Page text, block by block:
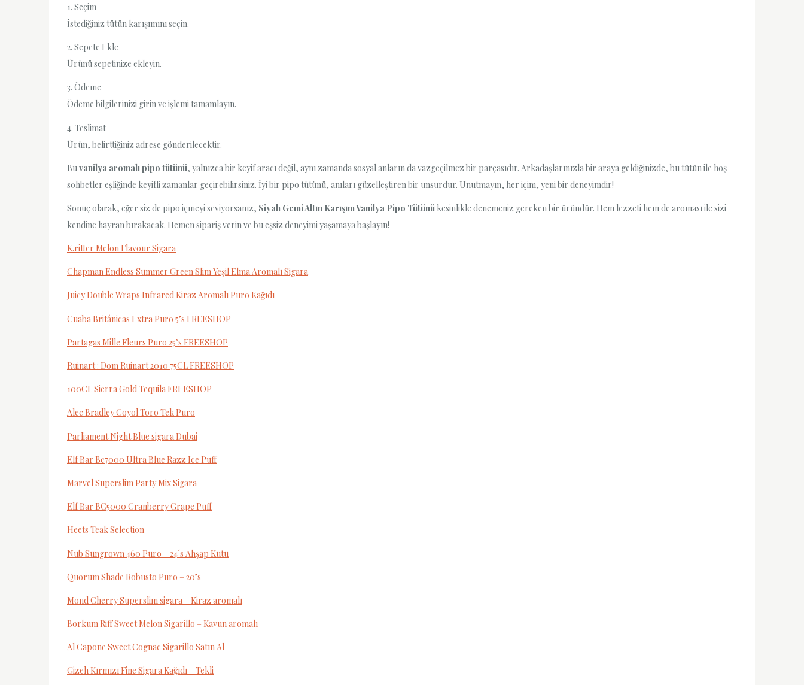
1. Seçim
İstediğiniz tütün karışımını seçin.
2. Sepete Ekle
Ürünü sepetinize ekleyin.
3. Ödeme
Ödeme bilgilerinizi girin ve işlemi tamamlayın.
4. Teslimat
Ürün, belirttiğiniz adrese gönderilecektir.
Bu vanilya aromalı pipo tütünü, yalnızca bir keyif aracı değil, aynı zamanda sosyal anların da vazgeçilmez bir parçasıdır. Arkadaşlarınızla bir araya geldiğinizde, bu tütün ile hoş
sohbetler eşliğinde keyifli zamanlar geçirebilirsiniz. İyi bir pipo tütünü, anıları güzelleştiren bir unsurdur. Unutmayın, her içim, yeni bir deneyimdir!
Sonuç olarak, eğer siz de pipo içmeyi seviyorsanız, Siyah Gemi Altın Karışım Vanilya Pipo Tütünü kesinlikle denemeniz gereken bir üründür. Hem lezzeti hem de aroması ile sizi
kendine hayran bırakacak. Hemen sipariş verin ve bu eşsiz deneyimi yaşamaya başlayın!
K.ritter Melon Flavour Sigara
Chapman Endless Summer Green Slim Yeşil Elma Aromalı Sigara
Juicy Double Wraps Infrared Kiraz Aromalı Puro Kağıdı
Cuaba Británicas Extra Puro 5’s FREESHOP
Partagas Mille Fleurs Puro 25’s FREESHOP
Ruinart : Dom Ruinart 2010 75CL FREESHOP
100CL Sierra Gold Tequila FREESHOP
Alec Bradley Coyol Toro Tek Puro
Parliament Night Blue sigara Dubai
Elf Bar Bc7000 Ultra Blue Razz Ice Puff
Marvel Superslim Party Mix Sigara
Elf Bar BC5000 Cranberry Grape Puff
Heets Teak Selection
Nub Sungrown 460 Puro – 24´s Ahşap Kutu
Quorum Shade Robusto Puro – 20’s
Mond Cherry Superslim sigara – Kiraz aromalı
Borkum Riff Sweet Melon Sigarillo – Kavun aromalı
Al Capone Sweet Cognac Sigarillo Satın Al
Gizeh Kırmızı Fine Sigara Kağıdı – Tekli